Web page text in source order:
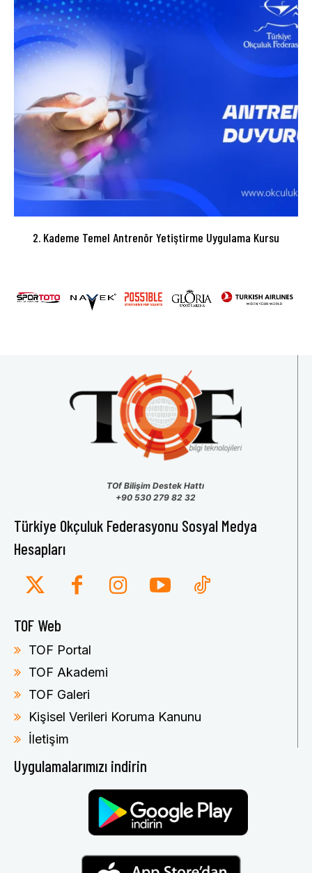
2. Kademe Temel Antrenör Yetiştirme Uygulama Kursu
TOf Bilişim Destek Hattı
+90 530 279 82 32
Türkiye Okçuluk Federasyonu Sosyal Medya
Hesapları
TOF Web
TOF Portal
TOF Akademi
TOF Galeri
Kişisel Verileri Koruma Kanunu
İletişim
Uygulamalarımızı indirin